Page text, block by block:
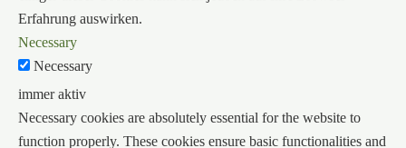
Erfahrung auswirken.
Necessary
Necessary
immer aktiv
Necessary cookies are absolutely essential for the website to
function properly. These cookies ensure basic functionalities and